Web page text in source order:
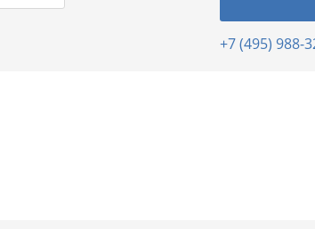
+7 (495) 988-